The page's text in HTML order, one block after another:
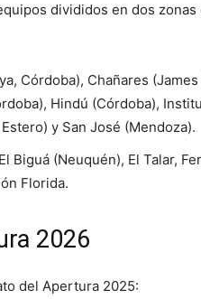
divididos en dos
Córdoba), Chañares
Hindú (Córdoba),
y San José (Mendoza).
Biguá (Neuquén), El Talar,
Florida.
2026
del Apertura 2025: